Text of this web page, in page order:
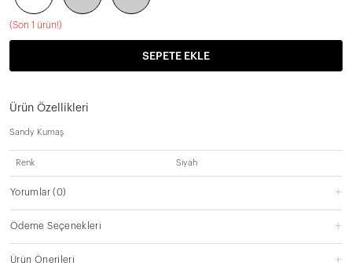
(Son 1 ürün!)
SEPETE EKLE
Ürün Özellikleri
Sandy Kumaş
Renk Siyah
Yorumlar(0)
Ödeme Seçenekleri
Ürün Önerileri